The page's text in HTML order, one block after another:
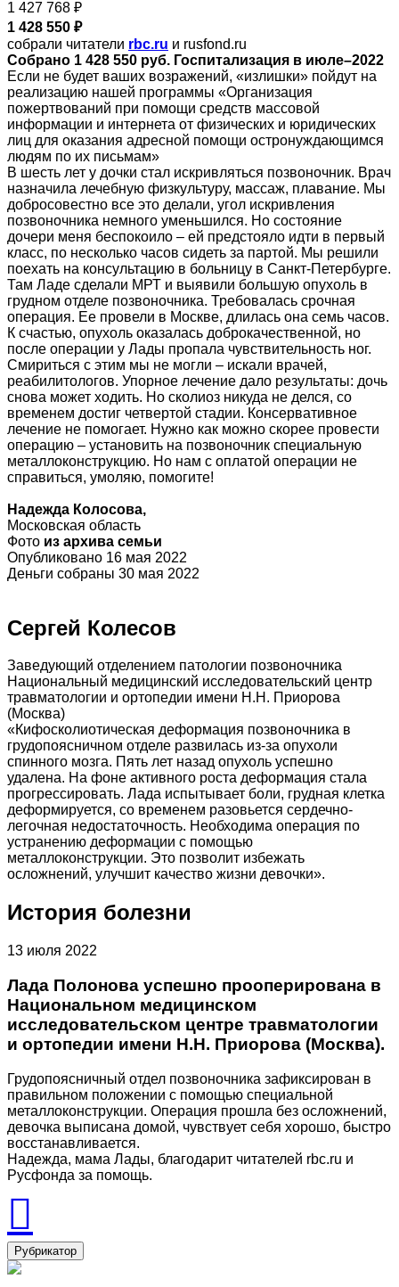
1 427 768 ₽
1 428 550 ₽
собрали читатели rbc.ru и rusfond.ru
Собрано 1 428 550 руб. Госпитализация в июле–2022
Если не будет ваших возражений, «излишки» пойдут на
реализацию нашей программы «Организация
пожертвований при помощи средств массовой
информации и интернета от физических и юридических
лиц для оказания адресной помощи остронуждающимся
людям по их письмам»
В шесть лет у дочки стал искривляться позвоночник. Врач
назначила лечебную физкультуру, массаж, плавание. Мы
добросовестно все это делали, угол искривления
позвоночника немного уменьшился. Но состояние
дочери меня беспокоило – ей предстояло идти в первый
класс, по несколько часов сидеть за партой. Мы решили
поехать на консультацию в больницу в Санкт-Петербурге.
Там Ладе сделали МРТ и выявили большую опухоль в
грудном отделе позвоночника. Требовалась срочная
операция. Ее провели в Москве, длилась она семь часов.
К счастью, опухоль оказалась доброкачественной, но
после операции у Лады пропала чувствительность ног.
Смириться с этим мы не могли – искали врачей,
реабилитологов. Упорное лечение дало результаты: дочь
снова может ходить. Но сколиоз никуда не делся, со
временем достиг четвертой стадии. Консервативное
лечение не помогает. Нужно как можно скорее провести
операцию – установить на позвоночник специальную
металлоконструкцию. Но нам с оплатой операции не
справиться, умоляю, помогите!
Надежда Колосова,
Московская область
Фото из архива семьи
Опубликовано 16 мая 2022
Деньги собраны 30 мая 2022
Сергей Колесов
Заведующий отделением патологии позвоночника
Национальный медицинский исследовательский центр
травматологии и ортопедии имени Н.Н. Приорова
(Москва)
«Кифосколиотическая деформация позвоночника в
грудопоясничном отделе развилась из-за опухоли
спинного мозга. Пять лет назад опухоль успешно
удалена. На фоне активного роста деформация стала
прогрессировать. Лада испытывает боли, грудная клетка
деформируется, со временем разовьется сердечно-
легочная недостаточность. Необходима операция по
устранению деформации с помощью
металлоконструкции. Это позволит избежать
осложнений, улучшит качество жизни девочки».
История болезни
13 июля 2022
Лада Полонова успешно прооперирована в
Национальном медицинском
исследовательском центре травматологии
и ортопедии имени Н.Н. Приорова (Москва).
Грудопоясничный отдел позвоночника зафиксирован в
правильном положении с помощью специальной
металлоконструкции. Операция прошла без осложнений,
девочка выписана домой, чувствует себя хорошо, быстро
восстанавливается.
Надежда, мама Лады, благодарит читателей rbc.ru и
Русфонда за помощь.
Рубрикатор